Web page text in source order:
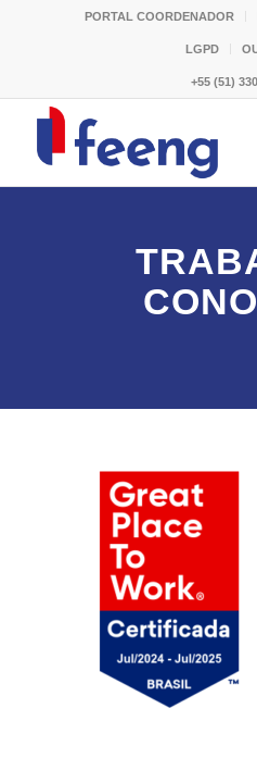
PORTAL COORDENADOR
LGPD
+55 (51)